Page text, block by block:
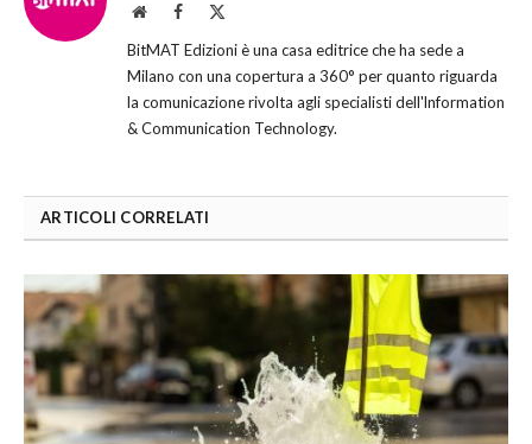
WebsiteFacebook
BitMAT Edizioni è una casa editrice che ha sede a
Milano con una copertura a 360° per quanto riguarda
la comunicazione rivolta agli specialisti dell'lnformation
& Communication Technology.
ARTICOLI CORRELATI